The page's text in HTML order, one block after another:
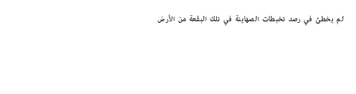
لم يخطئ في رصد تخبطات الصهاينة في تلك البقعة من الأرض